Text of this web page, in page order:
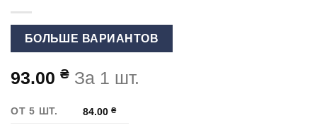
БОЛЬШЕ ВАРИАНТОВ
93.00 ₴ За 1 шт.
ОТ 5 ШТ. 84.00₴